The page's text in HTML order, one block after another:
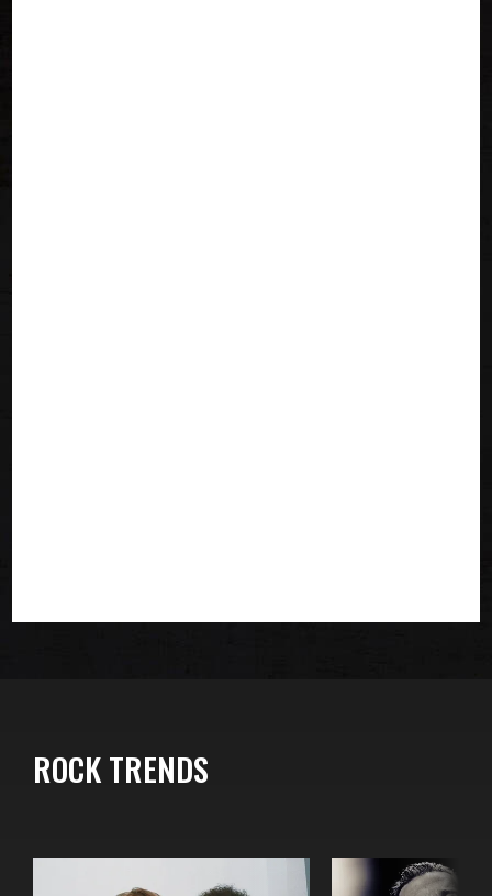
ROCK TRENDS